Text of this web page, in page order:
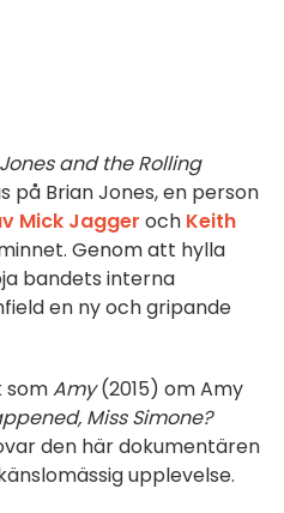
and the Rolling
på Brian Jones, en person
Mick Jagger och Keith
Genom att hylla
bandets interna
en ny och gripande
somAmy(2015) om Amy
Miss Simone?
den här dokumentären
upplevelse.